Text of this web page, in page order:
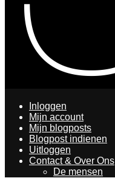
Inloggen
Mijn account
Mijn blogposts
Blogpost indienen
Uitloggen
Contact & Over Ons
De mensen